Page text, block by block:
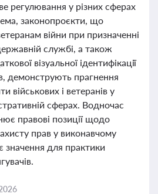
регулювання у різних сферах
законопроєкти, що
війни при призначенні
службі, а також
візуальної ідентифікації
демонструють прагнення
військових і ветеранів у
сферах. Водночас
правові позиції щодо
прав у виконавчому
для практики